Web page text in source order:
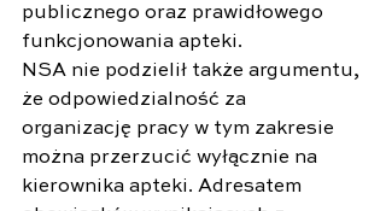
publicznego oraz prawidłowego
funkcjonowania apteki.
NSA nie podzielił także argumentu,
że odpowiedzialność za
organizację pracy w tym zakresie
można przerzucić wyłącznie na
kierownika apteki. Adresatem